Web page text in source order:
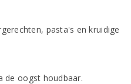
pasta's en kruidige
de oogst houdbaar.